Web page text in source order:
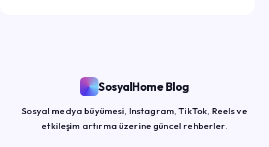
SosyalHome Blog
Sosyal medya büyümesi, Instagram, TikTok, Reels ve
etkileşim artırma üzerine güncel rehberler.